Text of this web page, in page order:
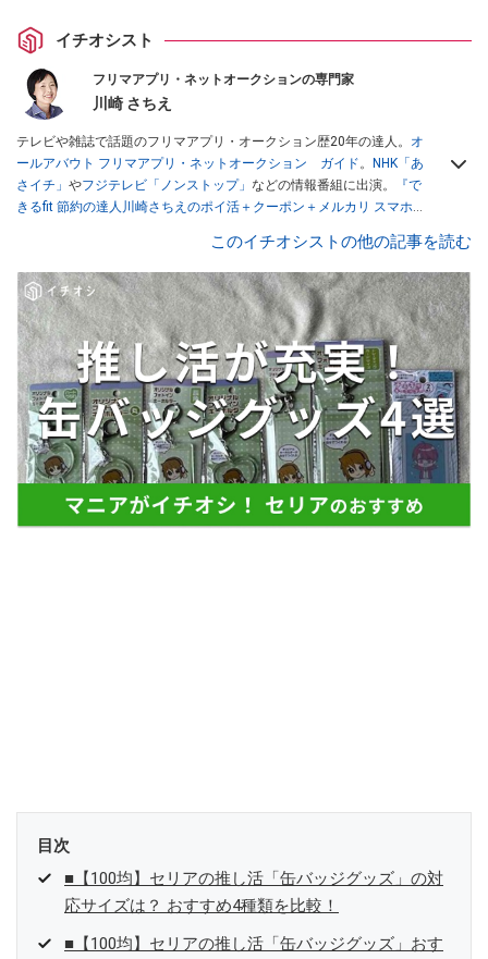
イチオシスト
フリマアプリ・ネットオークションの専門家
川崎 さちえ
テレビや雑誌で話題のフリマアプリ・オークション歴20年の達人。 オ
ールアバウト フリマアプリ・ネットオークション ガイド。
NHK「あ
さイチ」 やフジテレビ「ノンストップ」 などの情報番組に出演。
『で
きるfit 節約の達人川崎さちえのポイ活＋クーポン＋メルカリ スマホで
スマホ1つでスキマ時間に効率的に稼ぐ！』（翔泳社刊） ほか著書多
数。ブログは「川崎さちえのごちゃまぜ日記」。
■経歴：2003年、夫が子育てをするために、突然会社を辞める。翌月
からの給料が０円になり、家にいながら、しかも空いた時間でできる
オークションに目をつける。しかし、取引の仕方がわからずに、まず
は落札者として参加。その後、出品者側にまわり、家の中の物を出品
しまくる。出品する物がほぼなくなってからは、仕入れを経験。ネッ
トオークションを生活の一部に取り入れるべく、「ネットオークショ
ンやフリマアプリは生活のインフラになる」という考えを持つ。また
消費税増税の社会においては、ネットオークションやフリマアプリが
家計の救世主になりえると考え、業者とは違う視点でユーザーとして
このイチオシストの他の記事を読む
目次
■【100均】セリアの推し活「缶バッジグッズ」の対
応サイズは？ おすすめ4種類を比較！
■【100均】セリアの推し活「缶バッジグッズ」おす